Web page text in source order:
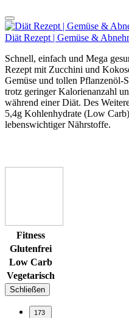
Diät Rezept | Gemüse &
Schnell, einfach und Mega
Rezept mit Zucchini und
Gemüse und tollen Pflanzenöl-
trotz geringer Kalorienanzahl
während einer Diät. Des
5,4g Kohlenhydrate (Low
lebenswichtiger Nährstoffe.
Fitness
Glutenfrei
Low Carb
Vegetarisch
Schließen
173